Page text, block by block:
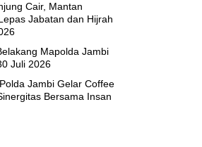
Cair, Mantan
Jabatan dan Hijrah
Mapolda Jambi
Juli 2026
Jambi Gelar Coffee
Bersama Insan